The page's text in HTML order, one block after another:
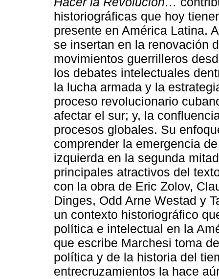
historiográficas que hoy
presente en América Latina.
se insertan en la renovación
movimientos guerrilleros
los debates intelectuales
la lucha armada y la
proceso revolucionario
afectar el sur; y, la
procesos globales. Su
comprender la emergencia
izquierda en la segunda
principales atractivos del
con la obra de Eric Zolov,
Dinges, Odd Arne Westad y
un contexto historiográfico
política e intelectual en la
que escribe Marchesi toma
política y de la historia del
entrecruzamientos la hace